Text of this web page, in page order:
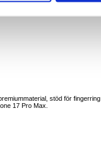
stöd för fingerring
17 Pro Max.